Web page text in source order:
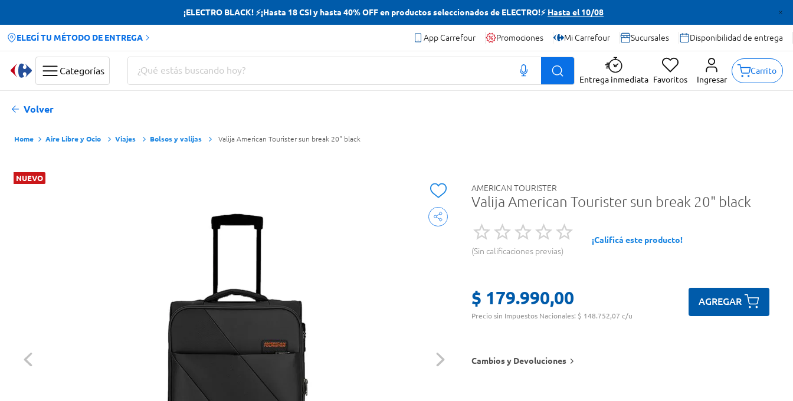
¡ELECTRO BLACK! ⚡¡Hasta 18 CSI y hasta 40% OFF en productos seleccionados de ELECTRO!⚡ Hasta el 10/08
ELEGÍ TU MÉTODO DE ENTREGA App Carrefour Promociones Mi Carrefour Sucursales Disponibilidad de entrega
Categorías
¿Qué estás buscando hoy?
Entrega inmediata Favoritos Ingresar
Carrito
Volver
Aire Libre y Ocio Viajes Bolsos y valijas Valija American Tourister sun break 20" black
NUEVO
AMERICAN TOURISTER
Valija American Tourister sun break 20" black
Sin calificaciones previas
¡Calificá este producto!
$ 179.990,00
Precio sin Impuestos Nacionales: $ 148.752,07 c/u
AGREGAR
Cambios y Devoluciones
Términos más buscados
Jabon Tocador